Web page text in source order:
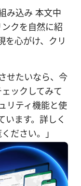
み込み 本文中
クを自然に紹
を心がけ、クリ
せたいなら、今
ックしてみて
リティ機能と使
います。詳しく
ださい。」